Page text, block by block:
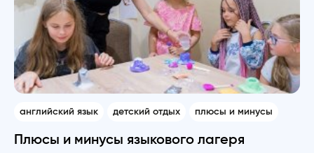
английский язык детский отдых плюсы и минусы
Плюсы и минусы языкового лагеря